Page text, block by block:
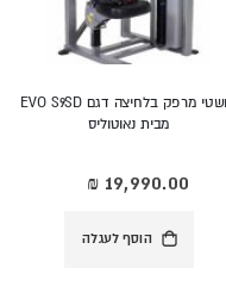
פושטי מרפק בלחיצה דגם EVO S9SD
מבית נאוטוליס
הוסף לעגלה